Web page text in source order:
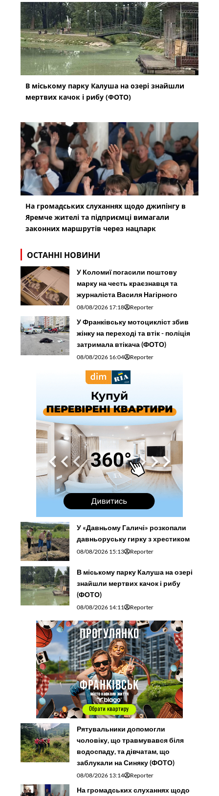
В міському парку Калуша на озері знайшли
мертвих качок і рибу (ФОТО)
На громадських слуханнях щодо джипінгу в
Яремче житeлі та підприємці вимагали
законних маршрутів через нацпарк
ОСТАННІ НОВИНИ
У Коломиї погасили поштову
марку на честь краєзнавця та
журналіста Василя Нагірного
08/08/2026 17:18 Reporter
У Франківську мотоцикліст збив
жінку на переході та втік - поліція
затримала втікача (ФОТО)
08/08/2026 16:04 Reporter
У «Давньому Галичі» розкопали
давньоруську гирку з хрестиком
08/08/2026 15:13 Reporter
В міському парку Калуша на озері
знайшли мертвих качок і рибу
(ФОТО)
08/08/2026 14:11 Reporter
Рятувальники допомогли
чоловіку, що травмувався біля
водоспаду, та дівчатам, що
заблукали на Синяку (ФОТО)
08/08/2026 13:14 Reporter
На громадських слуханнях щодо